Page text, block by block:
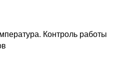
Контроль работы